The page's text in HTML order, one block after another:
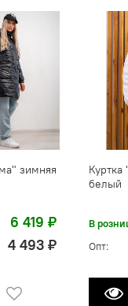
зимняя
6 419 ₽
4 493 ₽
белый
В
Опт: